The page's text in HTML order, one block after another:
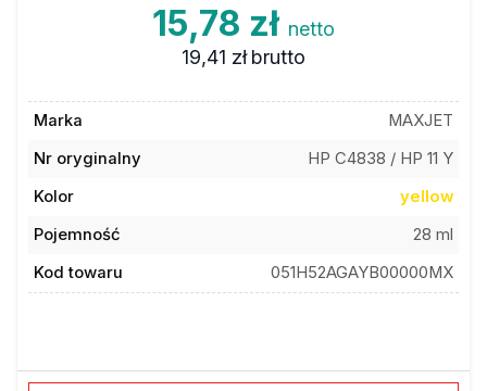
15,78 zł netto
19,41 zł brutto
Marka
MAXJET
Nr oryginalny
HP C4838 / HP 11 Y
Kolor
yellow
Pojemność
28 ml
Kod towaru
051H52AGAYB00000MX